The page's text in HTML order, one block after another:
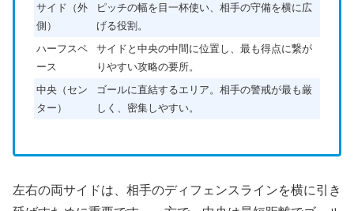
サイド（外
側）
ピッチの幅を目一杯使い、相手の守備を横に広
げる役割。
ハーフスペ
ース
サイドと中央の中間に位置し、最も得点に繋が
りやすい攻略の要所。
中央（セン
ター）
ゴールに直結するエリア。相手の警戒が最も厳
しく、密集しやすい。
左右の両サイドは、相手のディフェンスラインを横に引き